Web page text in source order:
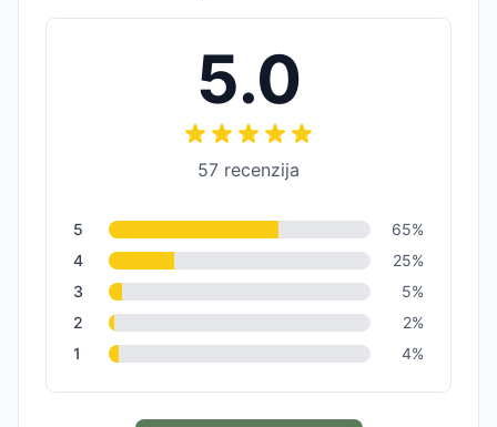
5.0
57 recenzija
5 65%
4
25%
3
5%
2
2%
1
4%